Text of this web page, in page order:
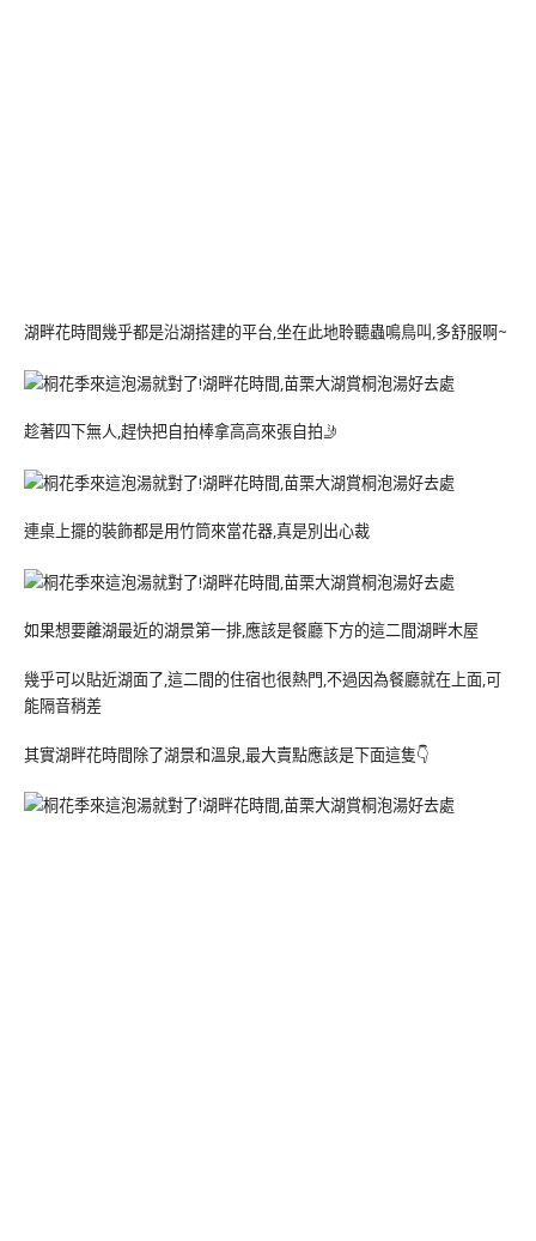
湖畔花時間幾乎都是沿湖搭建的平台,坐在此地聆聽蟲鳴鳥叫,多舒服啊~
趁著四下無人,趕快把自拍棒拿高高來張自拍🤳
連桌上擺的裝飾都是用竹筒來當花器,真是別出心裁
如果想要離湖最近的湖景第一排,應該是餐廳下方的這二間湖畔木屋
幾乎可以貼近湖面了,這二間的住宿也很熱門,不過因為餐廳就在上面,可
能隔音稍差
其實湖畔花時間除了湖景和溫泉,最大賣點應該是下面這隻👇